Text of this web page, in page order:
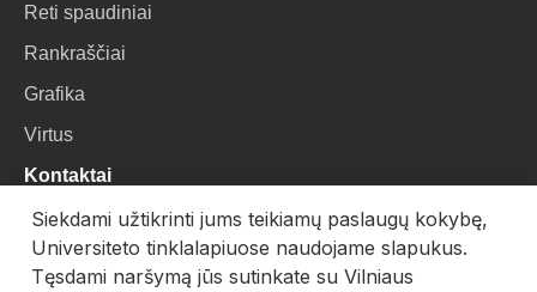
Reti spaudiniai
Rankraščiai
Grafika
Virtus
Kontaktai
VU Biblioteka
Universiteto g. 3, LT-01122, Vilnius
Siekdami užtikrinti jums teikiamų paslaugų kokybę,
Universiteto tinklalapiuose naudojame slapukus.
Tęsdami naršymą jūs sutinkate su Vilniaus